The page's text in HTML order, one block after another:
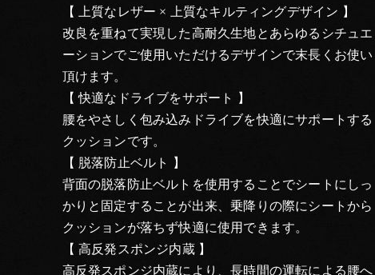
【 上質なレザー × 上質なキルティングデザイン 】
改良を重ねて実現した高耐久生地とあらゆるシチュエ
ーションでご使用いただけるデザインで末長くお使い
頂けます。
【 快適なドライブをサポート 】
腰をやさしく包み込みドライブを快適にサポートする
クッションです。
【 脱落防止ベルト 】
背面の脱落防止ベルトを使用することでシートにしっ
かりと固定することが出来、乗降りの際にシートから
クッションが落ちず快適に使用できます。
【 高反発スポンジ内蔵 】
高反発スポンジ内蔵により、長時間の運転による腰へ